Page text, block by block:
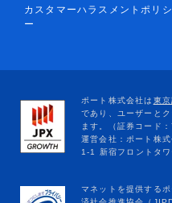
カスタマーハラスメントポリシ
ー